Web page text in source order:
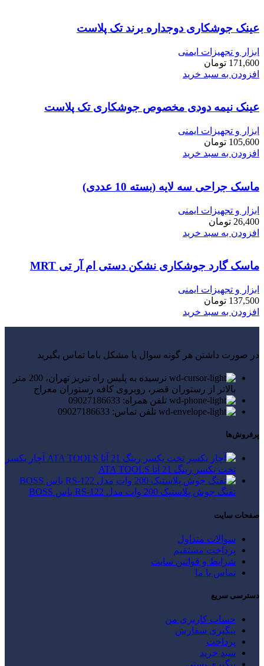
عینک جوشکاری دوجداره برند تک پلاست
ابزار و تجهیزات ایمنی
171,600 تومان
افزودن به سبد خرید
عینک نیمه دودی مخصوص جوشکاری تک پلاست
ابزار و تجهیزات ایمنی
105,600 تومان
افزودن به سبد خرید
ماسک جراحی سه لایه (بسته 10 عددی)
ابزار و تجهیزات ایمنی
26,400 تومان
افزودن به سبد خرید
ماسک گارد جوشکاری نشکن دستی ام آر تی MRT
ابزار و تجهیزات ایمنی
137,500 تومان
افزودن به سبد خرید
در صورت داشتن هر گونه سوال یا مشکل باما تماس بگیرید
نرسیده به پلیس راه تبریز تهران، 200 متر
بالاتر از رستوران قصر، روبروی کافه رستوران معراج
تلفن همراه: 09027186633
تلفن تماس: 09027186633
پرفروش‌ها
آچار یکسر
تخت یکسر رینگ 21 آتا ATA TOOLS
تفنگ جوش پلاستیک 200 وات مدل RS-122 باس BOSS
صفحات سایت
سوالات متداول
پرداخت مستقیم
شرایط و قوانین سایت
تماس با ما
دسترسی سریع
حساب کاربری من
پیگیری سفارش
پرداخت
سبد خرید
پیگیری پستی